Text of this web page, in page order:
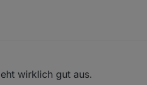
wirklich gut aus.